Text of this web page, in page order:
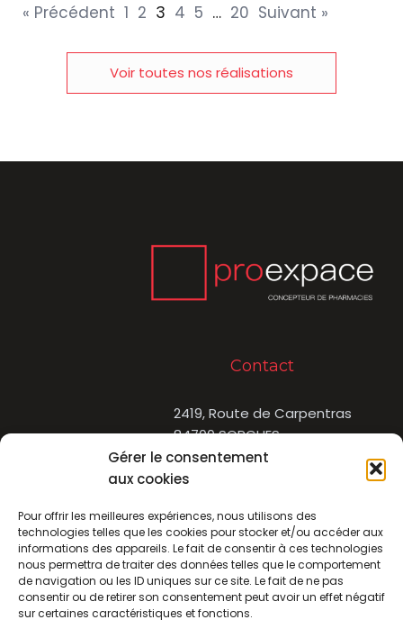
Gérer le consentement
aux cookies
Pour offrir les meilleures expériences, nous utilisons des
technologies telles que les cookies pour stocker et/ou accéder aux
informations des appareils. Le fait de consentir à ces technologies
nous permettra de traiter des données telles que le comportement
de navigation ou les ID uniques sur ce site. Le fait de ne pas
consentir ou de retirer son consentement peut avoir un effet négatif
sur certaines caractéristiques et fonctions.
« Précédent 1 2 3 4 5 … 20 Suivant »
Voir toutes nos réalisations
Contact
2419, Route de Carpentras
84700 SORGUES
04 90 83 65 03
Suivez-nous
Copyright © 2026 proexpace |